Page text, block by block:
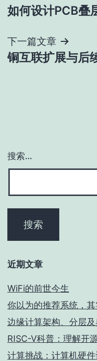
章
导
航
如何设计PCB叠
下一篇文章
铜互联扩展与后
搜索…
近期文章
WiFi的前世今生
你以为的推荐系统，
边缘计算架构、分层
RISC-V科普：理解开
计算挑战：计算机硬